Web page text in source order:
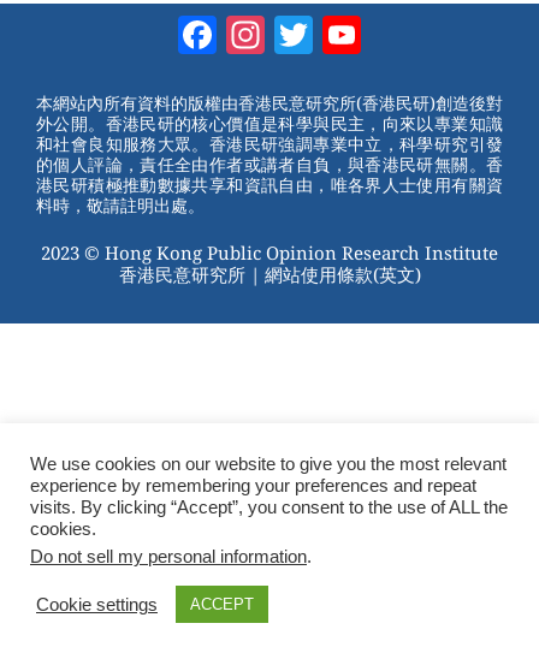
st b
o
o
k
tt
er
Facebook
Instagram
Twitter
本網站內所有資料的版權由香港民意研究所(香港民研)創造後對
外公開。香港民研的核心價值是科學與民主，向來以專業知識
和社會良知服務大眾。香港民研強調專業中立，科學研究引發
的個人評論，責任全由作者或講者自負，與香港民研無關。香
港民研積極推動數據共享和資訊自由，唯各界人士使用有關資
料時，敬請註明出處。
2023 © Hong Kong Public Opinion Research Institute
香港民意研究所 | 網站使用條款(英文)
We use cookies on our website to give you the most relevant
experience by remembering your preferences and repeat
visits. By clicking “Accept”, you consent to the use of ALL the
cookies.
Do not sell my personal information.
Cookie settings ACCEPT